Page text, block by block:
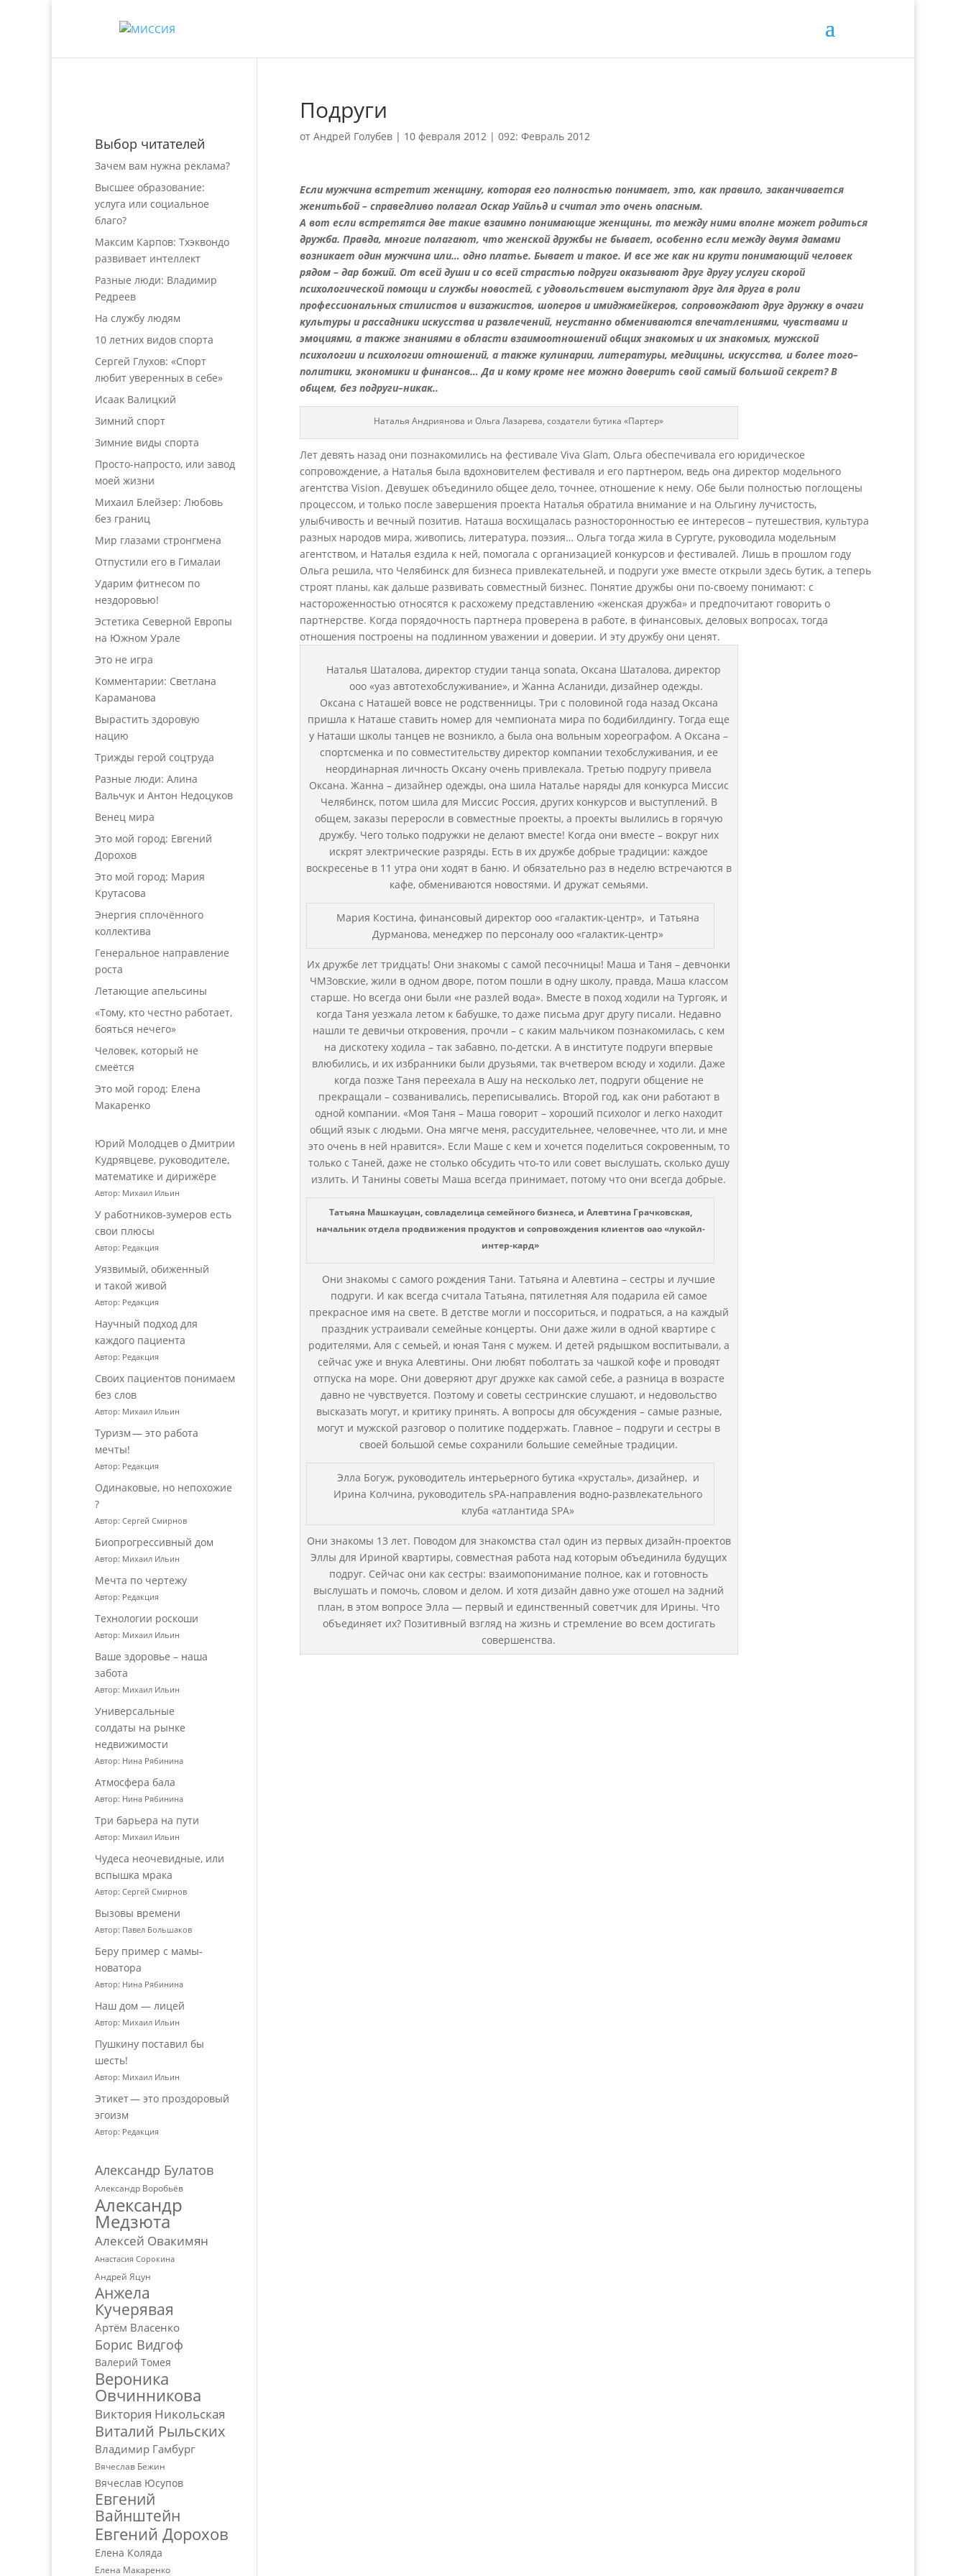
Подруги
от Андрей Голубев| 10 февраля 2012| 092: Февраль 2012
Если мужчина встретит женщину, которая его полностью понимает, это, как правило, заканчивается
женитьбой – справедливо полагал Оскар Уайльд и считал это очень опасным.
А вот если встретятся две такие взаимно понимающие женщины, то между ними вполне может родиться
дружба. Правда, многие полагают, что женской дружбы не бывает, особенно если между двумя дамами
возникает один мужчина или… одно платье. Бывает и такое. И все же как ни крути понимающий человек
рядом – дар божий. От всей души и со всей страстью подруги оказывают друг другу услуги скорой
психологической помощи и службы новостей, с удовольствием выступают друг для друга в роли
профессиональных стилистов и визажистов, шоперов и имиджмейкеров, сопровождают друг дружку в очаги
культуры и рассадники искусства и развлечений, неустанно обмениваются впечатлениями, чувствами и
эмоциями, а также знаниями в области взаимоотношений общих знакомых и их знакомых, мужской
психологии и психологии отношений, а также кулинарии,литературы, медицины, искусства, и более того–
политики, экономики и финансов… Да и кому кроме нее можно доверить свой самый большой секрет? В
общем, без подруги–никак..
Наталья Андриянова и Ольга Лазарева, создатели бутика «Партер»
Лет девять назад они познакомились на фестивале Viva Glam, Ольга обеспечивала его юридическое
сопровождение, а Наталья была вдохновителем фестиваля и его партнером, ведь она директор модельного
агентства Vision. Девушек объединило общее дело, точнее, отношение к нему. Обе были полностью поглощены
процессом, и только после завершения проекта Наталья обратила внимание и на Ольгину лучистость,
улыбчивость и вечный позитив. Наташа восхищалась разносторонностью ее интересов – путешествия, культура
разных народов мира, живопись, литература, поэзия… Ольга тогда жила в Сургуте, руководила модельным
агентством, и Наталья ездила к ней, помогала с организацией конкурсов и фестивалей. Лишь в прошлом году
Ольга решила, что Челябинск для бизнеса привлекательней, и подруги уже вместе открыли здесь бутик, а теперь
строят планы, как дальше развивать совместный бизнес. Понятие дружбы они по-своему понимают: с
настороженностью относятся к расхожему представлению «женская дружба» и предпочитают говорить о
партнерстве. Когда порядочность партнера проверена в работе, в финансовых, деловых вопросах, тогда
отношения построены на подлинном уважении и доверии. И эту дружбу они ценят.
Наталья Шаталова, директор студии танца sonata, Оксана Шаталова, директор
ооо «уаз автотехобслуживание», и Жанна Асланиди, дизайнер одежды.
Оксана с Наташей вовсе не родственницы. Три с половиной года назад Оксана
пришла к Наташе ставить номер для чемпионата мира по бодибилдингу. Тогда еще
у Наташи школы танцев не возникло, а была она вольным хореографом. А Оксана –
спортсменка и по совместительству директор компании техобслуживания, и ее
неординарная личность Оксану очень привлекала. Третью подругу привела
Оксана. Жанна – дизайнер одежды, она шила Наталье наряды для конкурса Миссис
Челябинск, потом шила для Миссис Россия, других конкурсов и выступлений. В
общем, заказы переросли в совместные проекты, а проекты вылились в горячую
дружбу. Чего только подружки не делают вместе! Когда они вместе – вокруг них
искрят электрические разряды. Есть в их дружбе добрые традиции: каждое
воскресенье в 11 утра они ходят в баню. И обязательно раз в неделю встречаются в
кафе, обмениваются новостями. И дружат семьями.
Мария Костина, финансовый директор ооо «галактик-центр», и Татьяна
Дурманова, менеджер по персоналу ооо «галактик-центр»
Их дружбе лет тридцать! Они знакомы с самой песочницы! Маша и Таня – девчонки
ЧМЗовские, жили в одном дворе, потом пошли в одну школу, правда, Маша классом
старше. Но всегда они были «не разлей вода». Вместе в поход ходили на Тургояк, и
когда Таня уезжала летом к бабушке, то даже письма друг другу писали. Недавно
нашли те девичьи откровения, прочли – с каким мальчиком познакомилась, с кем
на дискотеку ходила – так забавно, по-детски. А в институте подруги впервые
влюбились, и их избранники были друзьями, так вчетвером всюду и ходили. Даже
когда позже Таня переехала в Ашу на несколько лет, подруги общение не
прекращали – созванивались, переписывались. Второй год, как они работают в
одной компании. «Моя Таня – Маша говорит – хороший психолог и легко находит
общий язык с людьми. Она мягче меня, рассудительнее, человечнее, что ли, и мне
это очень в ней нравится». Если Маше с кем и хочется поделиться сокровенным, то
только с Таней, даже не столько обсудить что-то или совет выслушать, сколько душу
излить. И Танины советы Маша всегда принимает, потому что они всегда добрые.
Татьяна Машкауцан, совладелица семейного бизнеса, и Алевтина Грачковская,
начальник отдела продвижения продуктов и сопровождения клиентов оао «лукойл-
интер-кард»
Они знакомы с самого рождения Тани. Татьяна и Алевтина – сестры и лучшие
подруги. И как всегда считала Татьяна, пятилетняя Аля подарила ей самое
прекрасное имя на свете. В детстве могли и поссориться, и подраться, а на каждый
праздник устраивали семейные концерты. Они даже жили в одной квартире с
родителями, Аля с семьей, и юная Таня с мужем. И детей рядышком воспитывали, а
сейчас уже и внука Алевтины. Они любят поболтать за чашкой кофе и проводят
отпуска на море. Они доверяют друг дружке как самой себе, а разница в возрасте
давно не чувствуется. Поэтому и советы сестринские слушают, и недовольство
высказать могут, и критику принять. А вопросы для обсуждения – самые разные,
могут и мужской разговор о политике поддержать. Главное – подруги и сестры в
своей большой семье сохранили большие семейные традиции.
Элла Богуж, руководитель интерьерного бутика «хрусталь», дизайнер, и
Ирина Колчина, руководитель sPA-направления водно-развлекательного
клуба «атлантида SPA»
Они знакомы 13 лет. Поводом для знакомства стал один из первых дизайн-проектов
Эллы для Ириной квартиры, совместная работа над которым объединила будущих
подруг. Сейчас они как сестры: взаимопонимание полное, как и готовность
выслушать и помочь, словом и делом. И хотя дизайн давно уже отошел на задний
план, в этом вопросе Элла — первый и единственный советчик для Ирины. Что
объединяет их? Позитивный взгляд на жизнь и стремление во всем достигать
совершенства.
Выбор читателей
Зачем вам нужна реклама?
Высшее образование:
услуга или социальное
благо?
Максим Карпов: Тхэквондо
развивает интеллект
Разные люди: Владимир
Редреев
На службу людям
10 летних видов спорта
Сергей Глухов: «Спорт
любит уверенных в себе»
Исаак Валицкий
Зимний спорт
Зимние виды спорта
Просто-напросто, или завод
моей жизни
Михаил Блейзер: Любовь
без границ
Мир глазами стронгмена
Отпустили его в Гималаи
Ударим фитнесом по
нездоровью!
Эстетика Северной Европы
на Южном Урале
Это не игра
Комментарии: Светлана
Караманова
Вырастить здоровую
нацию
Трижды герой соцтруда
Разные люди: Алина
Вальчук и Антон Недоцуков
Венец мира
Это мой город: Евгений
Дорохов
Это мой город: Мария
Крутасова
Энергия сплочённого
коллектива
Генеральное направление
роста
Летающие апельсины
«Тому, кто честно работает,
бояться нечего»
Человек, который не
смеётся
Это мой город: Елена
Макаренко
Юрий Молодцев о Дмитрии
Кудрявцеве, руководителе,
математике и дирижёре
Автор: Михаил Ильин
У работников‑зумеров есть
свои плюсы
Автор: Редакция
Уязвимый, обиженный
и такой живой
Автор: Редакция
Научный подход для
каждого пациента
Автор: Редакция
Своих пациентов понимаем
без слов
Автор: Михаил Ильин
Туризм — это работа
мечты!
Автор: Редакция
Одинаковые, но непохожие
?
Автор: Сергей Смирнов
Биопрогрессивный дом
Автор: Михаил Ильин
Мечта по чертежу
Автор: Редакция
Технологии роскоши
Автор: Михаил Ильин
Ваше здоровье – наша
забота
Автор: Михаил Ильин
Универсальные
солдаты на рынке
недвижимости
Автор: Нина Рябинина
Атмосфера бала
Автор: Нина Рябинина
Три барьера на пути
Автор: Михаил Ильин
Чудеса неочевидные, или
вспышка мрака
Автор: Сергей Смирнов
Вызовы времени
Автор: Павел Большаков
Беру пример с мамы-
новатора
Автор: Нина Рябинина
Наш дом — лицей
Автор: Михаил Ильин
Пушкину поставил бы
шесть!
Автор: Михаил Ильин
Этикет — это проздоровый
эгоизм
Автор: Редакция
Александр Булатов
Александр Воробьёв
Александр
Медзюта
Алексей Овакимян
Анастасия Сорокина
Андрей Яцун
Анжела
Кучерявая
Артём Власенко
Борис Видгоф
Валерий Томея
Вероника
Овчинникова
Виктория Никольская
Виталий Рыльских
Владимир Гамбург
Вячеслав Бежин
Вячеслав Юсупов
Евгений
Вайнштейн
Евгений Дорохов
Елена Коляда
Елена Макаренко